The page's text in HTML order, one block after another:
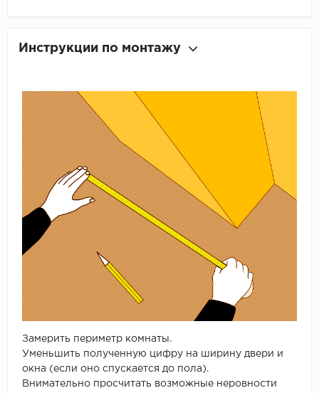
Инструкции по монтажу
Замерить периметр комнаты.
Уменьшить полученную цифру на ширину двери и
окна (если оно спускается до пола).
Внимательно просчитать возможные неровности